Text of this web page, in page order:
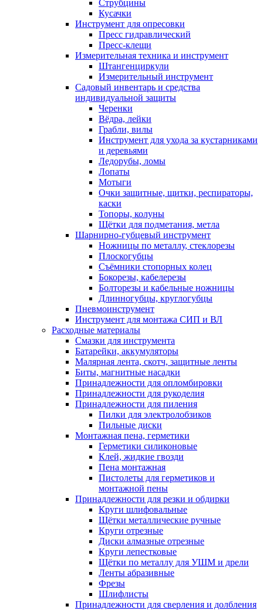
Струбцины
Кусачки
Инструмент для опресовки
Пресс гидравлический
Пресс-клещи
Измерительная техника и инструмент
Штангенциркули
Измерительный инструмент
Садовый инвентарь и средства
индивидуальной защиты
Черенки
Вёдра, лейки
Грабли, вилы
Инструмент для ухода за кустарниками
и деревьями
Ледорубы, ломы
Лопаты
Мотыги
Очки защитные, щитки, респираторы,
каски
Топоры, колуны
Щётки для подметания, метла
Шарнирно-губцевый инструмент
Ножницы по металлу, стеклорезы
Плоскогубцы
Съёмники стопорных колец
Бокорезы, кабелерезы
Болторезы и кабельные ножницы
Длинногубцы, круглогубцы
Пневмоинструмент
Инструмент для монтажа СИП и ВЛ
Расходные материалы
Смазки для инструмента
Батарейки, аккумуляторы
Малярная лента, скотч, защитные ленты
Биты, магнитные насадки
Принадлежности для опломбировки
Принадлежности для рукоделия
Принадлежности для пиления
Пилки для электролобзиков
Пильные диски
Монтажная пена, герметики
Герметики силиконовые
Клей, жидкие гвозди
Пена монтажная
Пистолеты для герметиков и
монтажной пены
Принадлежности для резки и обдирки
Круги шлифовальные
Щётки металлические ручные
Круги отрезные
Диски алмазные отрезные
Круги лепестковые
Щётки по металлу для УШМ и дрели
Ленты абразивные
Фрезы
Шлифлисты
Принадлежности для сверления и долбления